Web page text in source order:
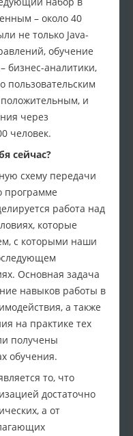
– около 40
не только Java-
обучение
бизнес-аналитики,
пользовательским
и
через
человек.
сейчас?
схему передачи
программе
работа над
которые
с которыми наши
Основная задача
навыков работы в
а также
на практике тех
получены
обучения.
то, что
достаточно
а от